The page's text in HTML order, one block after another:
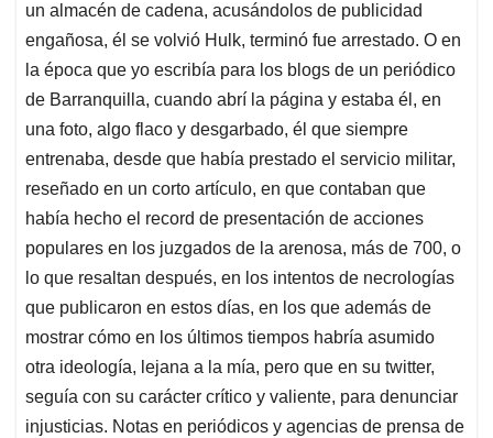
un almacén de cadena, acusándolos de publicidad
engañosa, él se volvió Hulk, terminó fue arrestado. O en
la época que yo escribía para los blogs de un periódico
de Barranquilla, cuando abrí la página y estaba él, en
una foto, algo flaco y desgarbado, él que siempre
entrenaba, desde que había prestado el servicio militar,
reseñado en un corto artículo, en que contaban que
había hecho el record de presentación de acciones
populares en los juzgados de la arenosa, más de 700, o
lo que resaltan después, en los intentos de necrologías
que publicaron en estos días, en los que además de
mostrar cómo en los últimos tiempos habría asumido
otra ideología, lejana a la mía, pero que en su twitter,
seguía con su carácter crítico y valiente, para denunciar
injusticias. Notas en periódicos y agencias de prensa de